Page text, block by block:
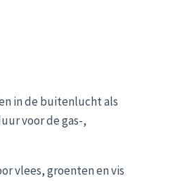
in de buitenlucht als
voor de gas-,
vlees, groenten en vis